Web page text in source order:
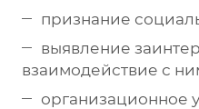
признание
выявление
взаимодействие с
организационное